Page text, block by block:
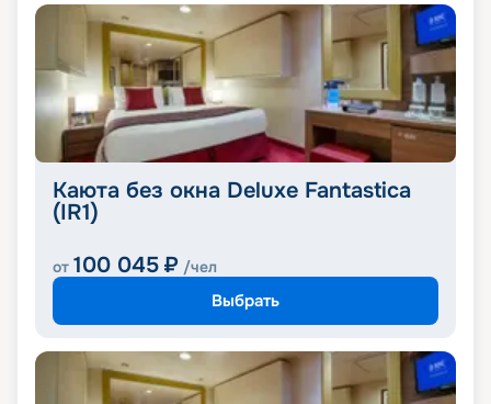
Каюта без окна Deluxe Fantastica
(IR1)
от 100 045 ₽ /чел
Выбрать